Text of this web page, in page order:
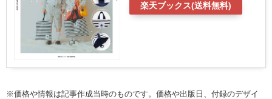
楽天ブックス(送料無料)
※価格や情報は記事作成当時のものです。価格や出版日、付録のデザイ